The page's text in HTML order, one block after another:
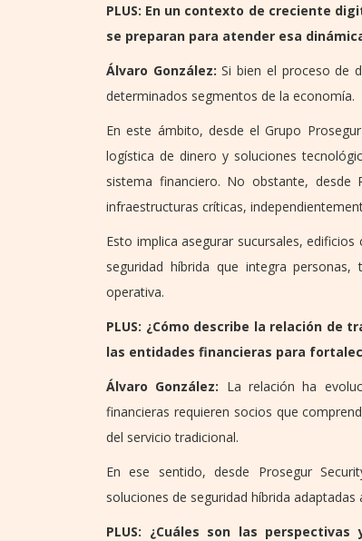
PLUS: En un contexto de creciente
se preparan para atender esa
Álvaro González: Si bien el proceso de
determinados segmentos de la economía.
En este ámbito, desde el Grupo
logística de dinero y soluciones
sistema financiero. No obstante,
infraestructuras críticas,
Esto implica asegurar sucursales,
seguridad híbrida que integra
operativa.
PLUS: ¿Cómo describe la relación de
las entidades financieras para
Álvaro González: La relación ha
financieras requieren socios que
del servicio tradicional.
En ese sentido, desde Prosegur
soluciones de seguridad híbrida
PLUS: ¿Cuáles son las